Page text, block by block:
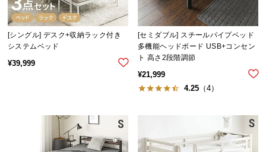
つ
い
て
配
[シングル] デスク+収納ラック付き
システムベッド
¥39,999
[セミダブル] スチールパイプベッド
多機能ヘッドボード USB+コンセン
ト 高さ2段階調節
¥21,999
4.25 （4）